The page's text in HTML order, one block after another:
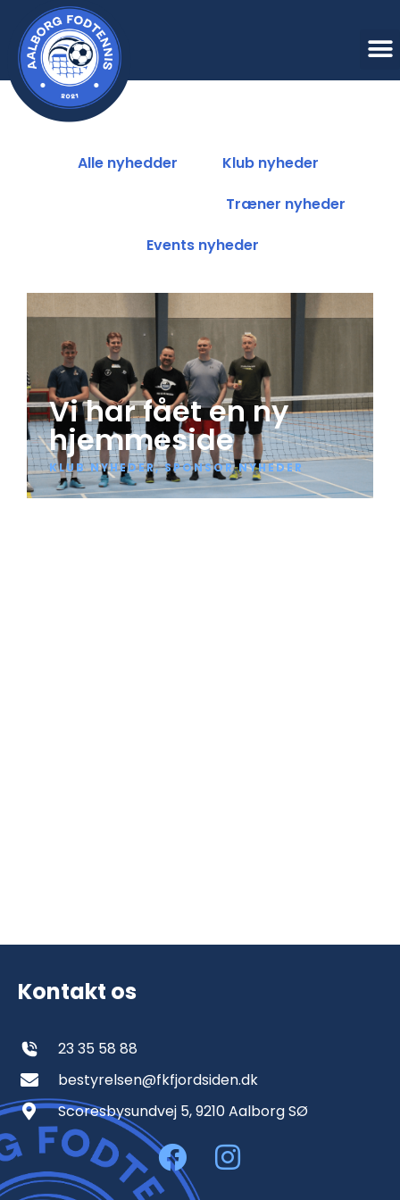
Alle nyhedder
Klub nyheder
Træner nyheder
Events nyheder
Vi har fået en ny
hjemmeside
KLUB NYHEDER,SPONSOR NYHEDER
Kontakt os
23 35 58 88
bestyrelsen@fkfjordsiden.dk
Scoresbysundvej 5, 9210 Aalborg SØ